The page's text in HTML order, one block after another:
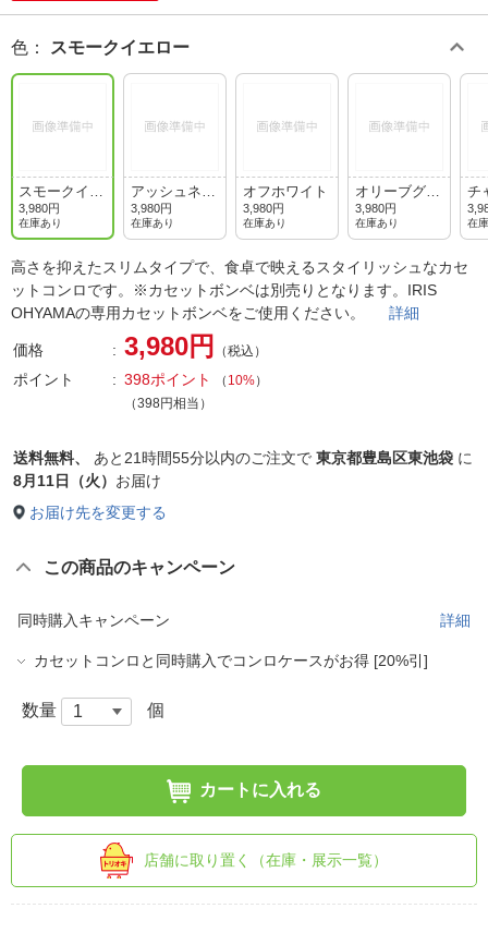
色 ： スモークイエロー
スモークイエ
ロー
3,980円
在庫あり
アッシュネイ
ビー
3,980円
在庫あり
オフホワイト
3,980円
在庫あり
オリーブグリ
ーン
3,980円
在庫あり
チ
在
高さを抑えたスリムタイプで、食卓で映えるスタイリッシュなカセ
ットコンロです。※カセットボンベは別売りとなります。IRIS
OHYAMAの専用カセットボンベをご使用ください。 詳細
価格 3,980円 （税込）
ポイント 398ポイント （ 10%）
（398円相当）
送料無料、 あと 21時間55分以内のご注文で 東京都豊島区東池袋 に
8月11日（火） お届け
お届け先を変更する
この商品のキャンペーン
同時購入キャンペーン 詳細
カセットコンロと同時購入でコンロケースがお得 [20%引]
数量 個
カートに入れる
店舗に取り置く（在庫・展示一覧）